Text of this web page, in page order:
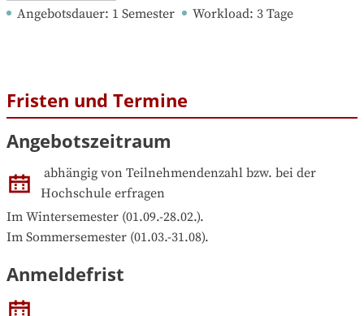
Angebotsdauer: 1 Semester Workload: 3 Tage
Fristen und Termine
Angebotszeitraum
abhängig von Teilnehmendenzahl bzw. bei der
Hochschule erfragen
Im Wintersemester (01.09.-28.02.).
Anmeldefrist